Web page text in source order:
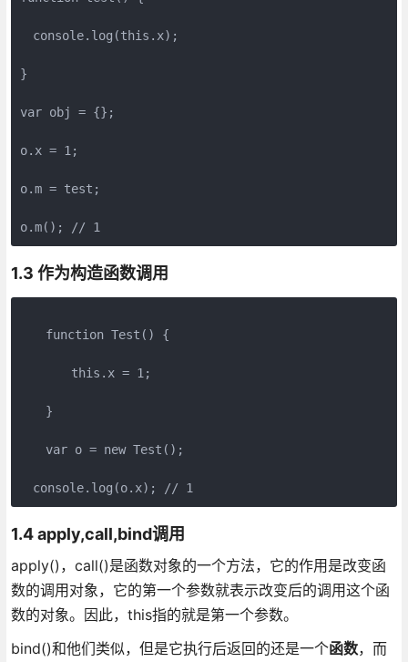
console.log(this.x);
}
var obj = {};
o.x = 1;
o.m = test;
1.3 作为构造函数调用
function Test() {
this.x = 1;
}
var o = new Test();
1.4 apply,call,bind调用
apply()，call()是函数对象的一个方法，它的作用是改变函
数的调用对象，它的第一个参数就表示改变后的调用这个函
数的对象。因此，this指的就是第一个参数。
bind()和他们类似，但是它执行后返回的还是一个函数，而